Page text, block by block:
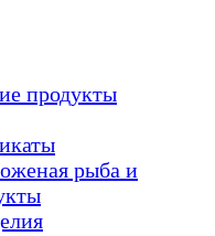
продукты
рыба и